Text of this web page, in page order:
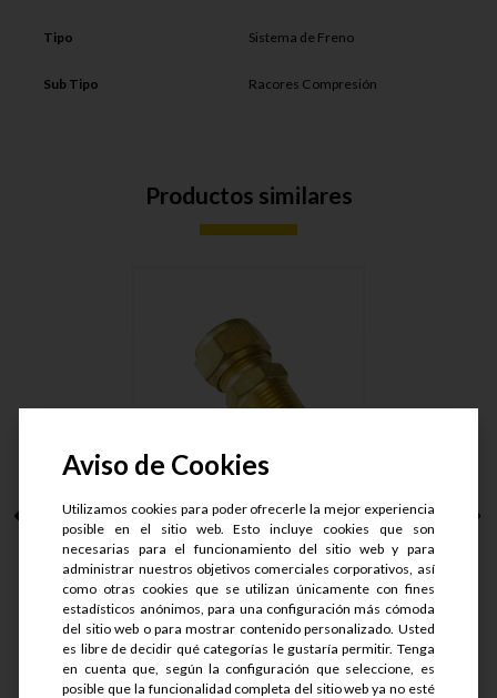
Tipo Sistema de Freno
Sub Tipo Racores Compresión
Productos similares
CONECTOR MACHO
ARMAD LT. T....
S/.50.9
S/.40.72
Ver detalle
Aviso de Cookies
Utilizamos cookies para poder ofrecerle la mejor experiencia
posible en el sitio web. Esto incluye cookies que son
necesarias para el funcionamiento del sitio web y para
administrar nuestros objetivos comerciales corporativos, así
como otras cookies que se utilizan únicamente con fines
estadísticos anónimos, para una configuración más cómoda
del sitio web o para mostrar contenido personalizado. Usted
es libre de decidir qué categorías le gustaría permitir. Tenga
en cuenta que, según la configuración que seleccione, es
posible que la funcionalidad completa del sitio web ya no esté